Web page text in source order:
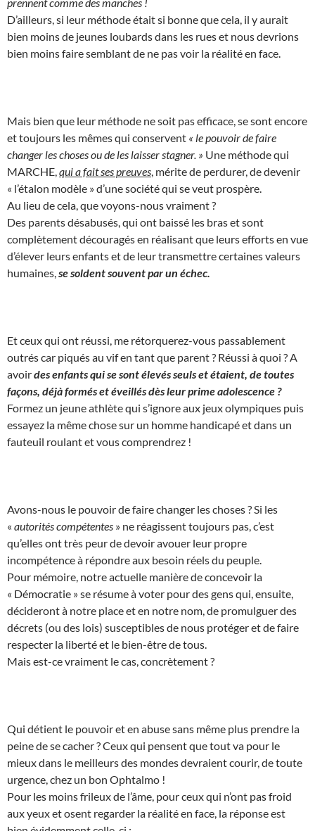
D’ailleurs, si leur méthode était si bonne que cela, il y aurait
bien moins de jeunes loubards dans les rues et nous devrions
bien moins faire semblant de ne pas voir la réalité en face.
Mais bien que leur méthode ne soit pas efficace, se sont encore
et toujours les mêmes qui conservent « le pouvoir de faire
changer les choses ou de les laisser stagner. » Une méthode qui
MARCHE, qui a fait ses preuves , mérite de perdurer, de devenir
« l’étalon modèle » d’une société qui se veut prospère.
Au lieu de cela, que voyons-nous vraiment ?
Des parents désabusés, qui ont baissé les bras et sont
complètement découragés en réalisant que leurs efforts en vue
d’élever leurs enfants et de leur transmettre certaines valeurs
humaines, se soldent souvent par un échec.
Et ceux qui ont réussi, me rétorquerez-vous passablement
outrés car piqués au vif en tant que parent ? Réussi à quoi ? A
avoirdes enfants qui se sont élevés seuls et étaient, de toutes
façons, déjà formés et éveillés dès leur prime adolescence ?
Formez un jeune athlète qui s’ignore aux jeux olympiques puis
essayez la même chose sur un homme handicapé et dans un
fauteuil roulant et vous comprendrez !
Avons-nous le pouvoir de faire changer les choses ? Si les
« autorités compétentes » ne réagissent toujours pas, c’est
qu’elles ont très peur de devoir avouer leur propre
incompétence à répondre aux besoin réels du peuple.
Pour mémoire, notre actuelle manière de concevoir la
« Démocratie » se résume à voter pour des gens qui, ensuite,
décideront à notre place et en notre nom, de promulguer des
décrets (ou des lois) susceptibles de nous protéger et de faire
respecter la liberté et le bien-être de tous.
Mais est-ce vraiment le cas, concrètement ?
Qui détient le pouvoir et en abuse sans même plus prendre la
peine de se cacher ? Ceux qui pensent que tout va pour le
mieux dans le meilleurs des mondes devraient courir, de toute
urgence, chez un bon Ophtalmo !
Pour les moins frileux de l’âme, pour ceux qui n’ont pas froid
aux yeux et osent regarder la réalité en face, la réponse est